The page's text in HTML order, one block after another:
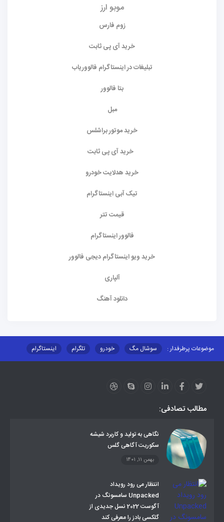
موبو ارز
زوم فارس
خرید آی پی ثابت
تبلیغات در اینستاگرام فالووریاب
بتا فالوور
مبل
خرید موتور براشلس
خرید آی پی ثابت
خرید هدلایت خودرو
تیک آبی اینستاگرام
قیمت تتر
فالوور اینستاگرام
خرید ویو اینستاگرام دیجی فالوور
آلپاری
دانلود آهنگ
موضوعات پرطرفدار : سوشال مگ خودرو تلگرام
اینستاگرام
مطالب تصادفی:
نگاهی به تولید و کاربرد شیشه
سکوریت آگاهی گلس
بهمن 11, 1401
انتظار می رود رویداد
Unpacked سامسونگ در
آگوست 2022 نسل جدیدی از
گلکسی بادز را معرفی کند